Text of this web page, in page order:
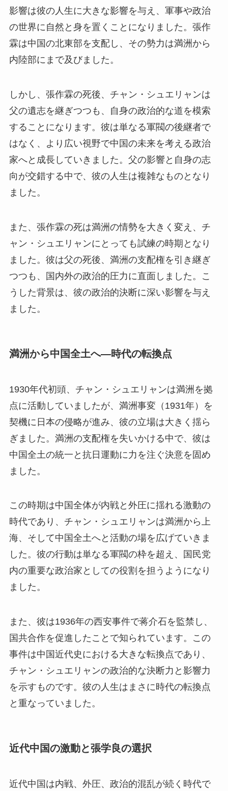
影響は彼の人生に大きな影響を与え、軍事や政治
の世界に自然と身を置くことになりました。張作
霖は中国の北東部を支配し、その勢力は満洲から
内陸部にまで及びました。
しかし、張作霖の死後、チャン・シュエリャンは
父の遺志を継ぎつつも、自身の政治的な道を模索
することになります。彼は単なる軍閥の後継者で
はなく、より広い視野で中国の未来を考える政治
家へと成長していきました。父の影響と自身の志
向が交錯する中で、彼の人生は複雑なものとなり
ました。
また、張作霖の死は満洲の情勢を大きく変え、チ
ャン・シュエリャンにとっても試練の時期となり
ました。彼は父の死後、満洲の支配権を引き継ぎ
つつも、国内外の政治的圧力に直面しました。こ
うした背景は、彼の政治的決断に深い影響を与え
ました。
満洲から中国全土へ—時代の転換点
1930年代初頭、チャン・シュエリャンは満洲を拠
点に活動していましたが、満洲事変（1931年）を
契機に日本の侵略が進み、彼の立場は大きく揺ら
ぎました。満洲の支配権を失いかける中で、彼は
中国全土の統一と抗日運動に力を注ぐ決意を固め
ました。
この時期は中国全体が内戦と外圧に揺れる激動の
時代であり、チャン・シュエリャンは満洲から上
海、そして中国全土へと活動の場を広げていきま
した。彼の行動は単なる軍閥の枠を超え、国民党
内の重要な政治家としての役割を担うようになり
ました。
また、彼は1936年の西安事件で蒋介石を監禁し、
国共合作を促進したことで知られています。この
事件は中国近代史における大きな転換点であり、
チャン・シュエリャンの政治的な決断力と影響力
を示すものです。彼の人生はまさに時代の転換点
と重なっていました。
近代中国の激動と張学良の選択
近代中国は内戦、外圧、政治的混乱が続く時代で